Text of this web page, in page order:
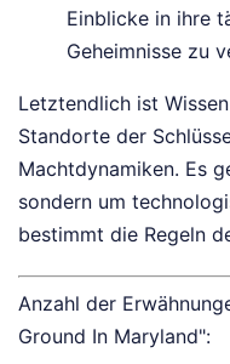
Einblicke in ihre
Geheimnisse zu
Letztendlich ist
Standorte der
Machtdynamiken. Es
sondern um
bestimmt die Regeln
Anzahl der
Ground In Maryland":